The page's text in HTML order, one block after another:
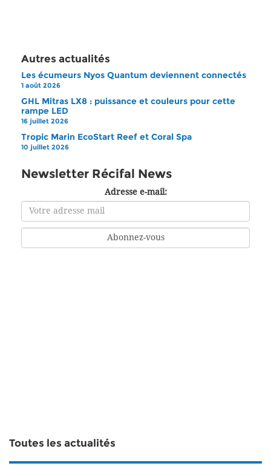
Autres actualités
Les écumeurs Nyos Quantum deviennent connectés
1 août 2026
GHL Mitras LX8 : puissance et couleurs pour cette
rampe LED
16 juillet 2026
Tropic Marin EcoStart Reef et Coral Spa
10 juillet 2026
Newsletter Récifal News
Adresse e-mail:
Toutes les actualités